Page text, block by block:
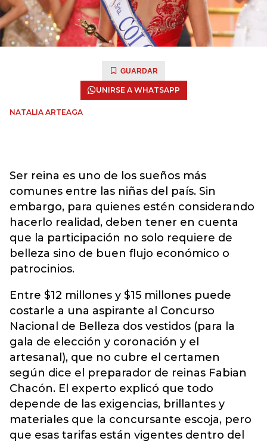
GUARDAR
UNIRSE A WHATSAPP
NATALIA ARTEAGA
Ser reina es uno de los sueños más
comunes entre las niñas del país. Sin
embargo, para quienes estén considerando
hacerlo realidad, deben tener en cuenta
que la participación no solo requiere de
belleza sino de buen flujo económico o
patrocinios.
Entre $12 millones y $15 millones puede
costarle a una aspirante al Concurso
Nacional de Belleza dos vestidos (para la
gala de elección y coronación y el
artesanal), que no cubre el certamen
según dice el preparador de reinas Fabian
Chacón. El experto explicó que todo
depende de las exigencias, brillantes y
materiales que la concursante escoja, pero
que esas tarifas están vigentes dentro del